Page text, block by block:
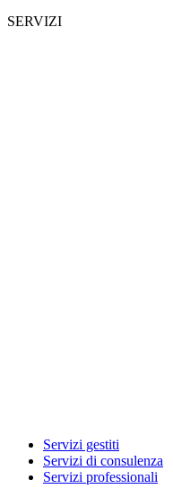
SERVIZI
Servizi gestiti
Servizi di consulenza
Servizi professionali